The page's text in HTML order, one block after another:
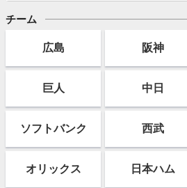
チーム
広島 阪神
巨人 中日
ソフトバンク 西武
オリックス 日本ハム